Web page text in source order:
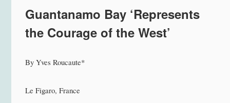
Guantanamo Bay ‘Represents
the Courage of the West’
By Yves Roucaute*
Le Figaro, France